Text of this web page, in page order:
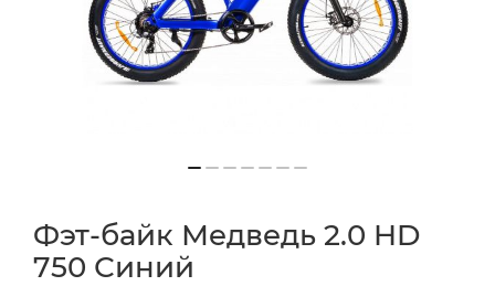
Фэт-байк Медведь 2.0 HD
750 Синий